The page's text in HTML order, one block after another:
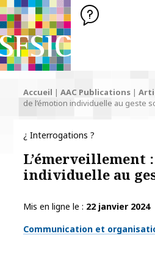
SFSIC Société Française des
Société
de l'Information
Accueil | AAC Publications |
de l’émotion individuelle au geste
¿ Interrogations ?
L’émerveillement
individuelle au
Mis en ligne le
22 janvier 2024
Thématiques
Communication et